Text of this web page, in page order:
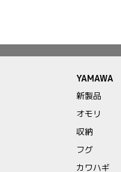
YAMAWA
新製品
オモリ
収納
フグ
カワハギ